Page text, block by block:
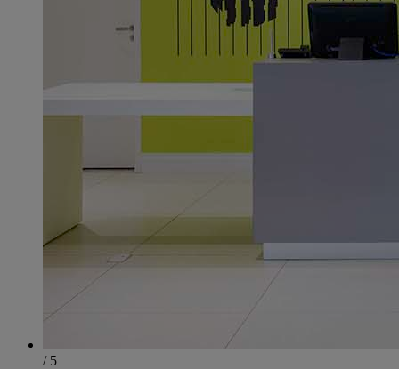
/ 5